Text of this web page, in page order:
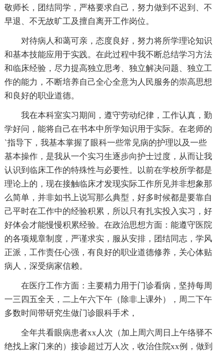
敬师长，团结同学，严格要求自己，努力做到不迟到、不
早退、不无故旷工及擅自离开工作岗位。
对待病人和蔼可亲，态度良好，努力将所学理论知识
和基本技能应用于实践。在此过程中我不断总结学习方法
和临床经验，尽力提高独立思考、独立解决问题、独立工
作的能力，不断培养自己全心全意为人民服务的崇高思想
和良好的职业道德。
我在本科室实习期间，遵守劳动纪律，工作认真，勤
学好问，能将自己在书本中所学知识用于实际。在老师的
`指导下，我基本掌握了眼科一些常见病的护理以及一些
基本操作，是我从一个实习生逐步向护士过度，从而让我
认识到临床工作的特殊性与必要性。以前在学校所学都是
理论上的，现在接触临床才发现实际工作所见并非想象那
么简单，并非如书上说写那么典型，好多时候都是要靠自
己平时在工作中的经验积累，所以只有扎实投入实习，好
好体会才能慢慢积累经验。在政治思想方面：能遵守医院
的各项规章制度，严谨求实，服从安排，团结同志，学风
正派，工作责任心强，有良好的职业道德修养，关心体贴
病人，深受病家信赖。
在医疗工作方面：主要精力用于门诊看病，坚持每周
一三四五全天，二上午六下午（除非上课外），周二下午
多数时间带研究生做门诊眼科手术，
全年共看眼病患者xx人次（加上周六周日上午络驿不
绝找上家门来的）接诊超过万人次，收治住院xx例，做到